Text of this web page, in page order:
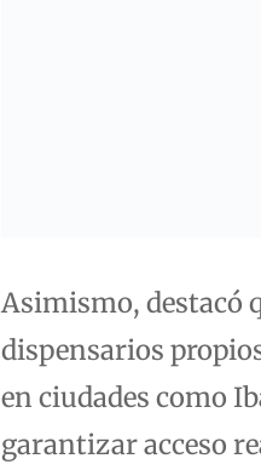
Asimismo, destacó
dispensarios
en ciudades como
garantizar acceso